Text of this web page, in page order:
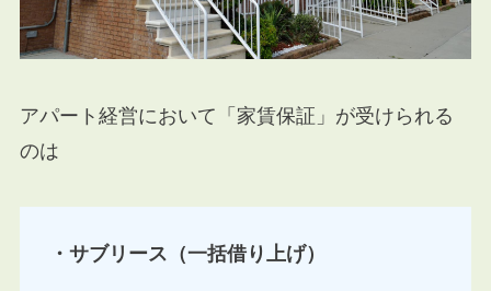
アパート経営において「家賃保証」が受けられる
のは
・サブリース（一括借り上げ）